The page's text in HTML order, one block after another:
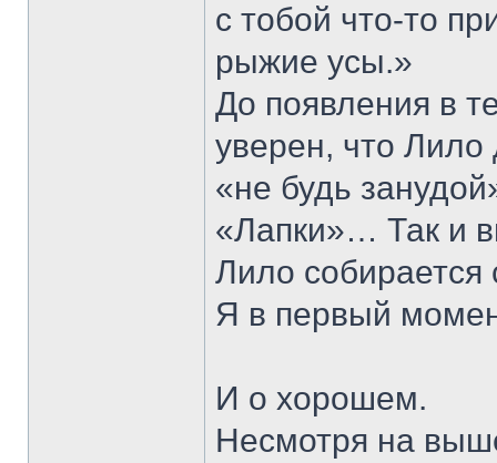
с тобой что-то
рыжие усы.»
До появления в
уверен, что
«не будь
«Лапки»… Так и
Лило собирается
Я в первый
И о хорошем.
Несмотря на